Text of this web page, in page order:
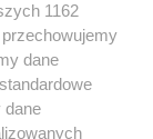
1162
dane
dane